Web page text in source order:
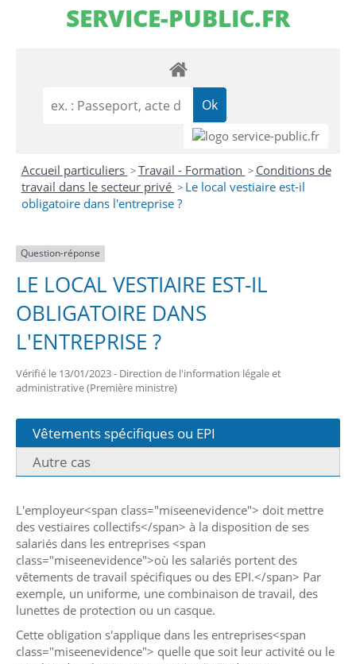
SERVICE-PUBLIC.FR
Accueil particuliers >Travail - Formation > Conditions de
travail dans le secteur privé > Le local vestiaire est-il
obligatoire dans l'entreprise ?
Question-réponse
LE LOCAL VESTIAIRE EST-IL
OBLIGATOIRE DANS
L'ENTREPRISE ?
Vérifié le 13/01/2023 - Direction de l'information légale et
administrative (Première ministre)
Vêtements spécifiques ou EPI
Autre cas
L'employeur<span class="miseenevidence"> doit mettre
des vestiaires collectifs</span> à la disposition de ses
salariés dans les entreprises <span
class="miseenevidence">où les salariés portent des
vêtements de travail spécifiques ou des EPI.</span> Par
exemple, un uniforme, une combinaison de travail, des
lunettes de protection ou un casque.
Cette obligation s'applique dans les entreprises<span
class="miseenevidence"> quelle que soit leur activité ou le